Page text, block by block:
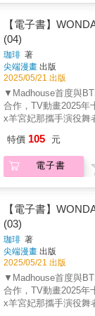
場比賽是灣田vs.馬丁
的馬丁，灣田「忠於
有觀眾。當灣田寄託
時，觀眾席上的花木
烈情感湧上心頭。另
高水準的對決，一凜
高中部長．巧宇千舞
【電子書】
(04)
珈琲 著
尖端漫畫 出版
2025/05/21 出版
▼Madhouse首度與
合作，TV動畫2025年十月
x羊宮妃那攜手演役
界無須言語，高校青
分鏡震撼感官，聽得
一部神作預感！！▼
於自己的舞——「我
Dance Battle的才能被
輩伊折發掘的花木，
特魅力所吸引。此時
樂。壁谷與伊折，各
體型差距、以及對舞
同。背負著種種煩惱
在一瞬間支配各大比
壁谷，舞台轉往
特價 105 元
電子書
【電子書】
(03)
珈琲 著
尖端漫畫 出版
2025/05/21 出版
▼Madhouse首度與
合作，TV動畫2025年十月
x羊宮妃那攜手演役